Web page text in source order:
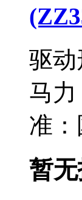
驱动
马力
准：
暂